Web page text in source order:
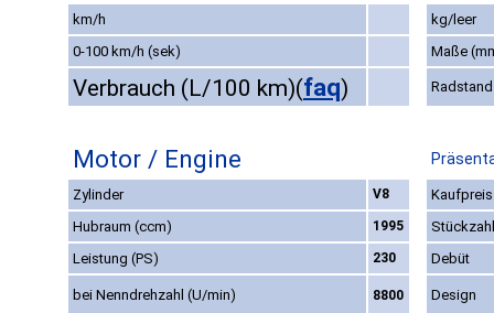
km/h
kg/leer
0-100 km/h (sek)
Maße
Verbrauch (L/100 km)(faq)
Motor / Engine
Zylinder V8
Hubraum (ccm)
1995
Stückzahl
Leistung (PS)
230 Debüt
bei Nenndrehzahl (U/min) 8800 Design